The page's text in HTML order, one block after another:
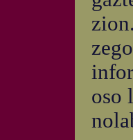
oso